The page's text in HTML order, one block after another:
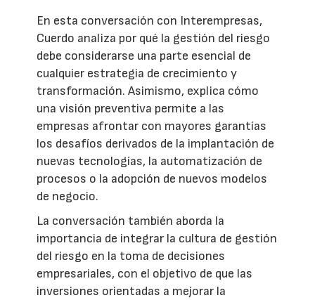
En esta conversación con Interempresas,
Cuerdo analiza por qué la gestión del riesgo
debe considerarse una parte esencial de
cualquier estrategia de crecimiento y
transformación. Asimismo, explica cómo
una visión preventiva permite a las
empresas afrontar con mayores garantías
los desafíos derivados de la implantación de
nuevas tecnologías, la automatización de
procesos o la adopción de nuevos modelos
de negocio.
La conversación también aborda la
importancia de integrar la cultura de gestión
del riesgo en la toma de decisiones
empresariales, con el objetivo de que las
inversiones orientadas a mejorar la